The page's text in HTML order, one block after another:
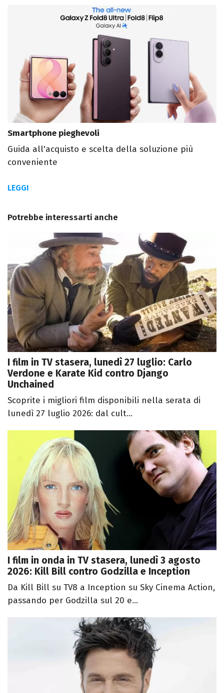
Smartphone pieghevoli
Guida all'acquisto e scelta della soluzione più
conveniente
LEGGI
Potrebbe interessarti anche
I film in TV stasera, lunedì 27 luglio: Carlo
Verdone e Karate Kid contro Django
Unchained
Scoprite i migliori film disponibili nella serata di
lunedì 27 luglio 2026: dal cult...
I film in onda in TV stasera, lunedì 3 agosto
2026: Kill Bill contro Godzilla e Inception
Da Kill Bill su TV8 a Inception su Sky Cinema Action,
passando per Godzilla sul 20 e...